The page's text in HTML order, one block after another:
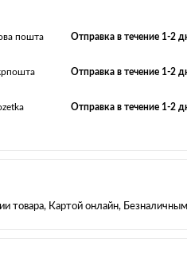
пошта Отправка в течение 1-2
Отправка в течение 1-2
Отправка в течение 1-2
товара, Картой онлайн,